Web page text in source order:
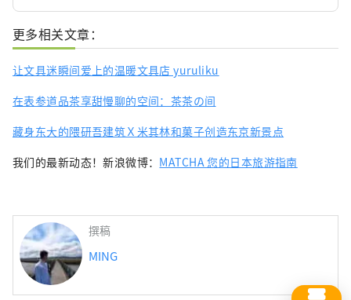
更多相关文章：
让文具迷瞬间爱上的温暖文具店 yuruliku
在表参道品茶享甜慢聊的空间：茶茶の间
藏身东大的隈研吾建筑Ｘ米其林和菓子创造东京新景点
我们的最新动态！新浪微博： MATCHA 您的日本旅游指南
撰稿
MING